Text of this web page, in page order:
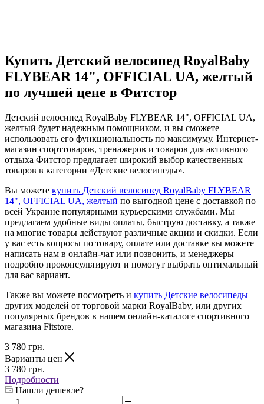
Купить Детский велосипед RoyalBaby
FLYBEAR 14", OFFICIAL UA, желтый
по лучшей цене в Фитстор
Детский велосипед RoyalBaby FLYBEAR 14", OFFICIAL UA,
желтый будет надежным помощником, и вы сможете
использовать его функциональность по максимуму. Интернет-
магазин спорттоваров, тренажеров и товаров для активного
отдыха Фитстор предлагает широкий выбор качественных
товаров в категории «Детские велосипеды».
Вы можете купить Детский велосипед RoyalBaby FLYBEAR
14", OFFICIAL UA, желтый по выгодной цене с доставкой по
всей Украине популярными курьерскими службами. Мы
предлагаем удобные виды оплаты, быструю доставку, а также
на многие товары действуют различные акции и скидки. Если
у вас есть вопросы по товару, оплате или доставке вы можете
написать нам в онлайн-чат или позвонить, и менеджеры
подробно проконсультируют и помогут выбрать оптимальный
для вас вариант.
Также вы можете посмотреть и купить Детские велосипеды
других моделей от торговой марки RoyalBaby, или других
популярных брендов в нашем онлайн-каталоге спортивного
магазина Fitstore.
3 780 грн.
Варианты цен
3 780 грн.
Подробности
Нашли дешевле?